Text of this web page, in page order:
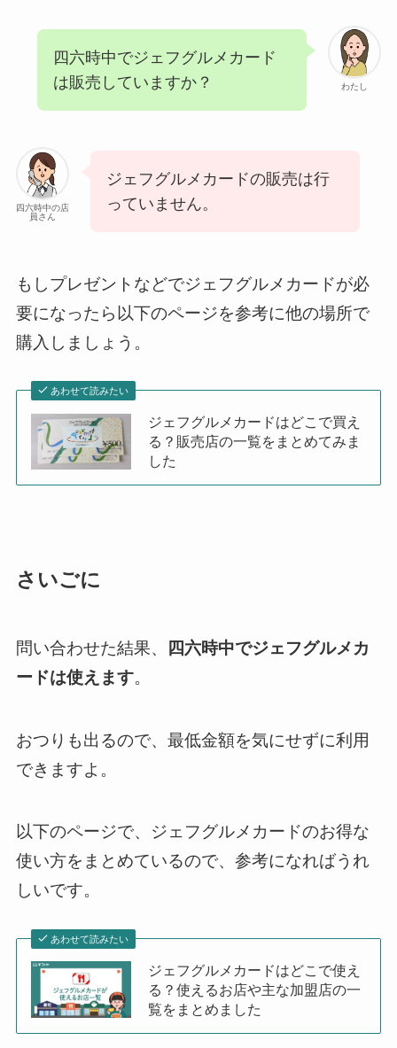
わたし
四六時中でジェフグルメカード
は販売していますか？
四六時中の店
員さん
ジェフグルメカードの販売は行
っていません。
もしプレゼントなどでジェフグルメカードが必
要になったら以下のページを参考に他の場所で
購入しましょう。
あわせて読みたい
ジェフグルメカードはどこで買え
る？販売店の一覧をまとめてみま
した
さいごに
問い合わせた結果、
四六時中でジェフグルメカ
ードは使えます。
おつりも出るので、最低金額を気にせずに利用
できますよ。
以下のページで、ジェフグルメカードのお得な
使い方をまとめているので、参考になればうれ
しいです。
あわせて読みたい
ジェフグルメカードはどこで使え
る？使えるお店や主な加盟店の一
覧をまとめました